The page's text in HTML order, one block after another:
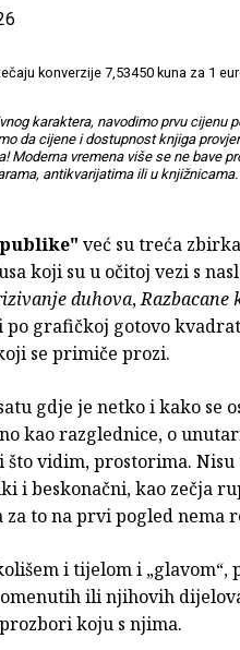
konverzije 7,53450 kuna za 1
karaktera, navodimo prvu cijenu
da cijene i dostupnost knjiga
Moderna vremena više se ne bave
antikvarijatima ili u knjižnicama.
već su treća
koji su u očitoj vezi s
duhova,Razbacane
po grafičkoj gotovo
se primiče prozi.
gdje je netko i kako se
kao razglednice, o
što vidim, prostorima.
i beskonačni, kao zečja
to na prvi pogled nema
i tijelom i „glavom“,
ili njihovih
koju s njima.